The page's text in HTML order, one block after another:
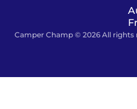
Camper Champ © 2026 All rights